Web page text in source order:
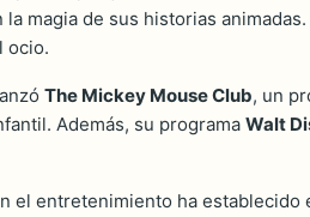
magia de sus historias
ocio.
The Mickey Mouse Club, un
Además, su programa Walt
el entretenimiento ha establecido